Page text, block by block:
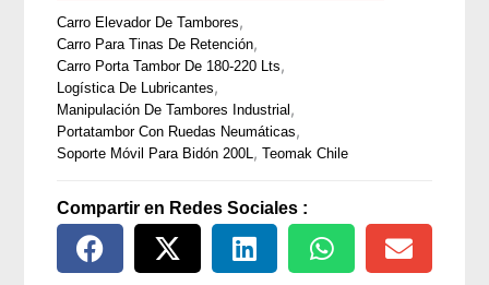
180-
220
lts
|
Elevador
Técnico
Tinas
de
Retención
Carro Elevador De Tambores,
Carro Para Tinas De Retención,
Carro Porta Tambor De 180-220 Lts,
Logística De Lubricantes,
Manipulación De Tambores Industrial ,
Portatambor Con Ruedas Neumáticas,
Soporte Móvil Para Bidón 200L, Teomak Chile
Compartir en Redes Sociales :